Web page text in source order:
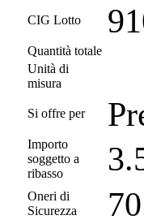
CIG Lotto
Quantità totale
Unità di
misura
Si offre per
Importo
soggetto a
ribasso
Oneri di
Sicurezza